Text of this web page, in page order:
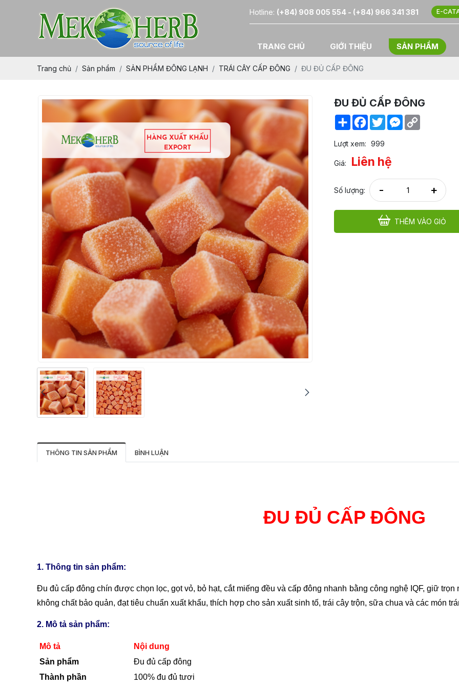
Hotline: (+84) 908 005 554 - (+84) 966 341 381 E-
TRANG CHỦ GIỚI THIỆU SẢN PHẨM
Trang chủ Sản phẩm SẢN PHẨM ĐÔNG LẠNH TRÁI CÂY CẤP ĐÔNG ĐU ĐỦ CẤP ĐÔNG
ĐU ĐỦ CẤP ĐÔNG
ShareFacebook
TwitterMessenger
Lượt xem: 999
Giá: Liên hệ
Số lượng: - +
THÊM VÀO GIỎ
THÔNG TIN SẢN PHẨM BÌNH LUẬN
ĐU ĐỦ CẤP ĐÔNG
1. Thông tin sản phẩm:
Đu đủ cấp đông chín được chọn lọc, gọt vỏ, bỏ hạt, cắt miếng đều và cấp đông nhanh bằng công nghệ IQF, giữ
không chất bảo quản, đạt tiêu chuẩn xuất khẩu, thích hợp cho sản xuất sinh tố, trái cây trộn, sữa chua và các món
2. Mô tả sản phẩm:
Mô tả
Nội dung
Sản phẩm
Đu đủ cấp đông
Thành phần
100% đu đủ tươi